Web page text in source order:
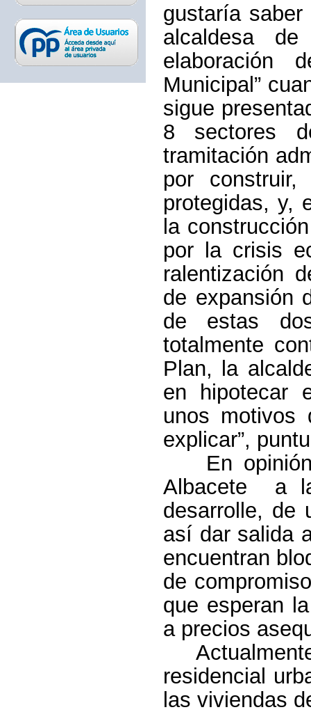
gustaría saber
alcaldesa de
elaboración
Municipal”
sigue
8 sectores
tramitación
por
protegidas, y,
la
por la crisis
ralentización
de expansión
de estas
totalmente
Plan, la
en hipotecar
unos motivos
explicar”,
En
Albacete
a
desarrolle, de
así dar salida
encuentran
de
que esperan
a precios
residencial
las viviendas